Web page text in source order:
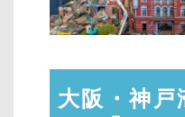
大阪・神戸